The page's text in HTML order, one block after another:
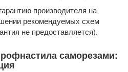
производителя на
рекомендуемых схем
не предоставляется).
саморезами: